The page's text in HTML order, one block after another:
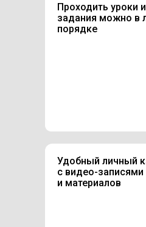
Проходить уроки
задания можно в
порядке
Удобный личный
с видео-записями
и материалов